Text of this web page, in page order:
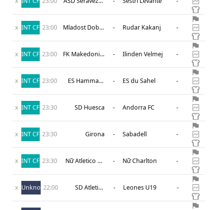
x INT CF 23:00
Mladost Doboj
- Rudar Kakanj -
x INT CF 23:00
FK Makedonija
- Ilinden Velmej -
x INT CF 23:00
ES Hammam
- ES du Sahel -
x INT CF 23:30 SD Huesca - Andorra FC -
x INT CF 23:30 Girona - Sabadell -
x INT CF 23:30
Nữ Atletico de
- Nữ Charlton -
x Unknown22:00
SD Atletico
- Leones U19 -